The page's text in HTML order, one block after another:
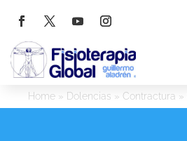
Home » Dolencias » Contractura »